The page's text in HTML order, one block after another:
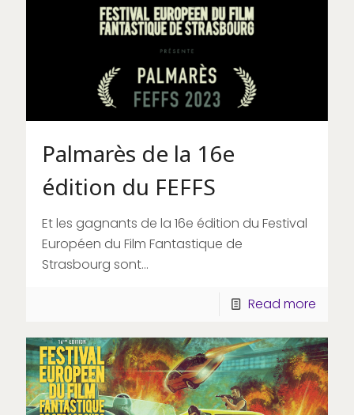
Palmarès de la 16e
édition du FEFFS
Et les gagnants de la 16e édition du Festival
Européen du Film Fantastique de
Strasbourg sont...
Read more